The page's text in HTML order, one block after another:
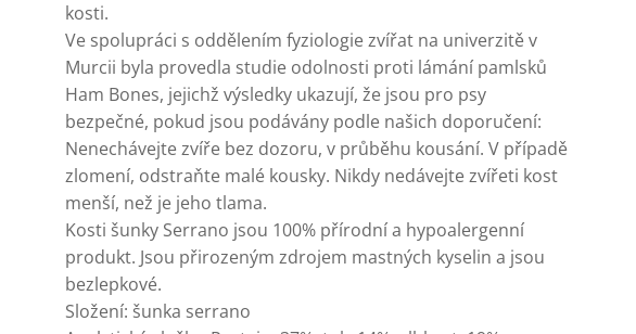
kosti.
Ve spolupráci s oddělením fyziologie zvířat na univerzitě v
Murcii byla provedla studie odolnosti proti lámání pamlsků
Ham Bones, jejichž výsledky ukazují, že jsou pro psy
bezpečné, pokud jsou podávány podle našich doporučení:
Nenechávejte zvíře bez dozoru, v průběhu kousání. V případě
zlomení, odstraňte malé kousky. Nikdy nedávejte zvířeti kost
menší, než je jeho tlama.
Kosti šunky Serrano jsou 100% přírodní a hypoalergenní
produkt. Jsou přirozeným zdrojem mastných kyselin a jsou
bezlepkové.
Složení: šunka serrano